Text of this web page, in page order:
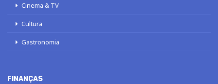
Cinema & TV
Cultura
Gastronomia
FINANÇAS